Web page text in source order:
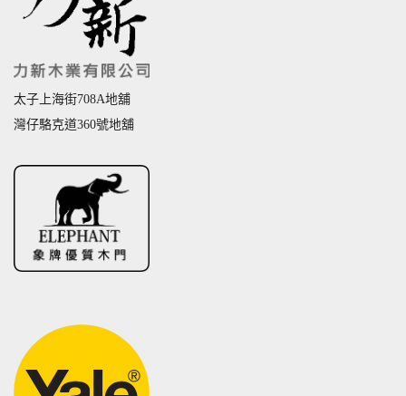
太子上海街708A地舖
灣仔駱克道360號地舖